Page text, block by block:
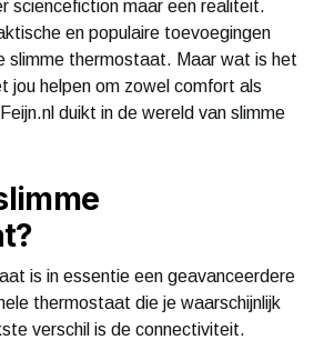
sciencefiction maar een realiteit.
en populaire toevoegingen
slimme thermostaat. Maar wat is het
jou helpen om zowel comfort als
duikt in de wereld van slimme
is in essentie een geavanceerdere
thermostaat die je waarschijnlijk
verschil is de connectiviteit.